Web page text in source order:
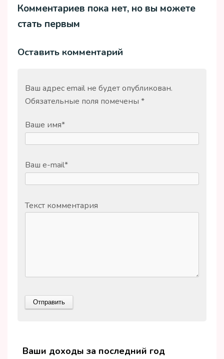
Комментариев пока нет, но вы можете
стать первым
Оставить комментарий
Ваш адрес email не будет опубликован.
Обязательные поля помечены *
Ваше имя*
Ваш e-mail*
Текст комментария
Ваши доходы за последний год